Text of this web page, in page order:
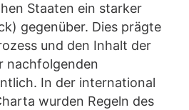
Staaten ein starker
gegenüber. Dies prägte
und den Inhalt der
nachfolgenden
In der international
wurden Regeln des